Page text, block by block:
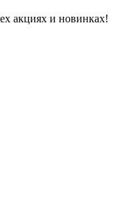
акциях и новинках!